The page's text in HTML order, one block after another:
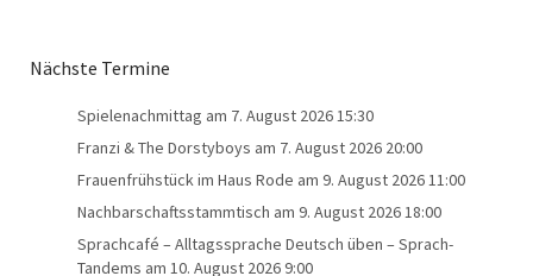
Nächste Termine
Spielenachmittag am 7. August 2026 15:30
Franzi & The Dorstyboys am 7. August 2026 20:00
Frauenfrühstück im Haus Rode am 9. August 2026 11:00
Nachbarschaftsstammtisch am 9. August 2026 18:00
Sprachcafé – Alltagssprache Deutsch üben – Sprach-
Tandems am 10. August 2026 9:00